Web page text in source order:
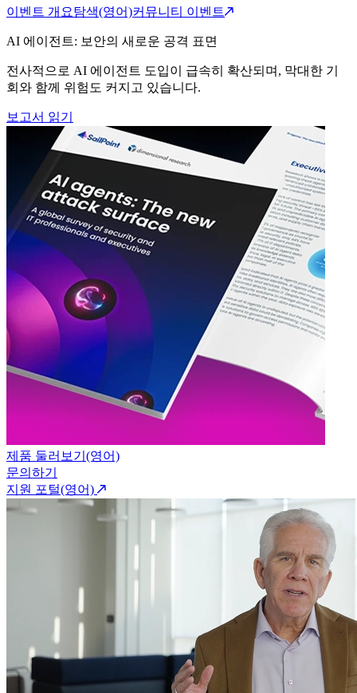
이벤트 개요탐색(영어)커뮤니티 이벤트
AI 에이전트: 보안의 새로운 공격 표면
전사적으로 AI 에이전트 도입이 급속히 확산되며, 막대한 기
회와 함께 위험도 커지고 있습니다.
보고서 읽기
제품 둘러보기(영어)
문의하기
지원 포털(영어)